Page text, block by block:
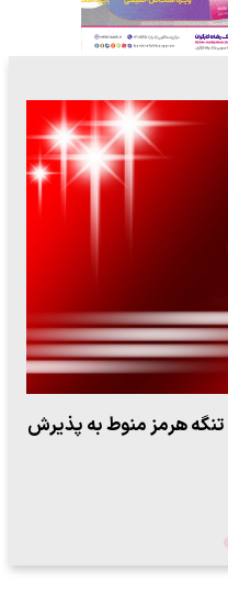
هرمز منوط به پذیرش